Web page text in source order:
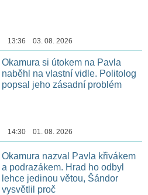
13:36 03. 08. 2026
Okamura si útokem na Pavla
naběhl na vlastní vidle. Politolog
popsal jeho zásadní problém
14:30 01. 08. 2026
Okamura nazval Pavla křivákem
a podrazákem. Hrad ho odbyl
lehce jedinou větou, Šándor
vysvětlil proč